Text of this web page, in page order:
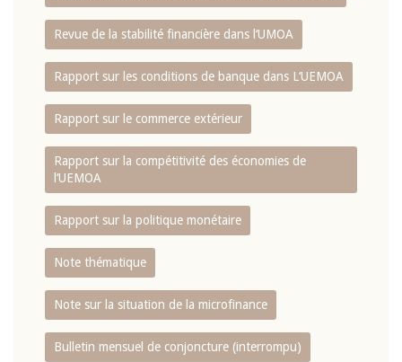
Revue de la stabilité financière dans l‘UMOA
Rapport sur les conditions de banque dans L‘UEMOA
Rapport sur le commerce extérieur
Rapport sur la compétitivité des économies de
l‘UEMOA
Rapport sur la politique monétaire
Note thématique
Note sur la situation de la microfinance
Bulletin mensuel de conjoncture (interrompu)